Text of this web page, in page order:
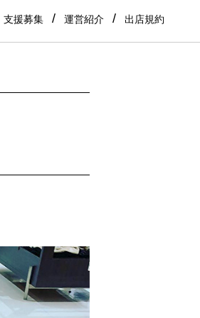
支援募集 運営紹介 出店規約